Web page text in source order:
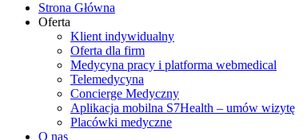
Strona Główna
Oferta
Klient indywidualny
Oferta dla firm
Medycyna pracy i platforma webmedical
Telemedycyna
Concierge Medyczny
Aplikacja mobilna S7Health – umów wizytę
Placówki medyczne
O nas